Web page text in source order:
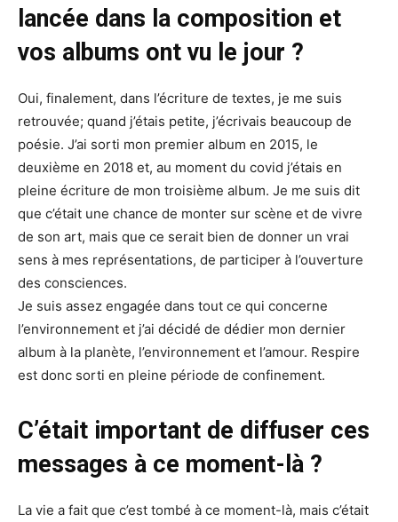
lancée dans la composition et
vos albums ont vu le jour ?
Oui, finalement, dans l’écriture de textes, je me suis
retrouvée; quand j’étais petite, j’écrivais beaucoup de
poésie. J’ai sorti mon premier album en 2015, le
deuxième en 2018 et, au moment du covid j’étais en
pleine écriture de mon troisième album. Je me suis dit
que c’était une chance de monter sur scène et de vivre
de son art, mais que ce serait bien de donner un vrai
sens à mes représentations, de participer à l’ouverture
des consciences.
Je suis assez engagée dans tout ce qui concerne
l’environnement et j’ai décidé de dédier mon dernier
album à la planète, l’environnement et l’amour. Respire
est donc sorti en pleine période de confinement.
C’était important de diffuser ces
messages à ce moment-là ?
La vie a fait que c’est tombé à ce moment-là, mais c’était